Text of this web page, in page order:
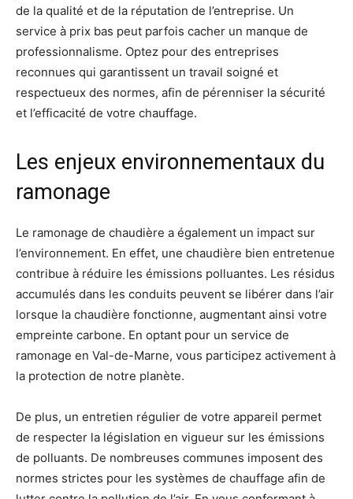
de la qualité et de la réputation de l’entreprise. Un
service à prix bas peut parfois cacher un manque de
professionnalisme. Optez pour des entreprises
reconnues qui garantissent un travail soigné et
respectueux des normes, afin de pérenniser la sécurité
et l’efficacité de votre chauffage.
Les enjeux environnementaux du
ramonage
Le ramonage de chaudière a également un impact sur
l’environnement. En effet, une chaudière bien entretenue
contribue à réduire les émissions polluantes. Les résidus
accumulés dans les conduits peuvent se libérer dans l’air
lorsque la chaudière fonctionne, augmentant ainsi votre
empreinte carbone. En optant pour un service de
ramonage en Val-de-Marne, vous participez activement à
la protection de notre planète.
De plus, un entretien régulier de votre appareil permet
de respecter la législation en vigueur sur les émissions
de polluants. De nombreuses communes imposent des
normes strictes pour les systèmes de chauffage afin de